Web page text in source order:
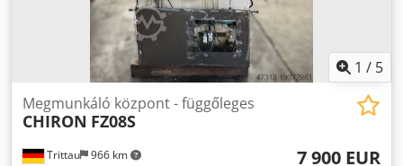
1 / 5
Trittau 966 km
Megmunkáló központ - függőleges
CHIRON FZ08S
7 900 EUR